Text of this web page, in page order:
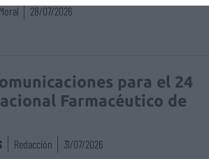
28/07/2026
para el 24
Farmacéutico de
Redacción 31/07/2026